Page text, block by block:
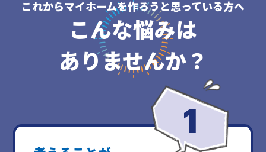
これからマイホームを作ろうと思っている方へ
こんな悩みは
ありませんか？